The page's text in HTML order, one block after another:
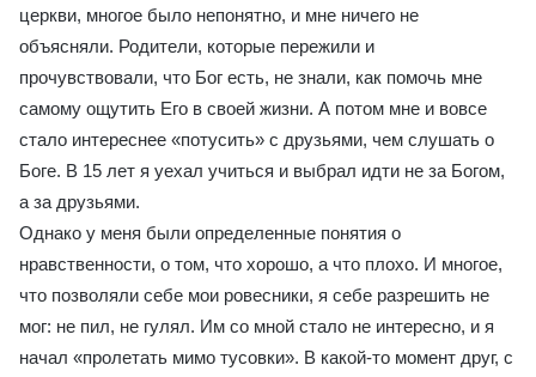
церкви, многое было непонятно, и мне ничего не
объясняли. Родители, которые пережили и
прочувствовали, что Бог есть, не знали, как помочь мне
самому ощутить Его в своей жизни. А потом мне и вовсе
стало интереснее «потусить» с друзьями, чем слушать о
Боге. В 15 лет я уехал учиться и выбрал идти не за Богом,
а за друзьями.
Однако у меня были определенные понятия о
нравственности, о том, что хорошо, а что плохо. И многое,
что позволяли себе мои ровесники, я себе разрешить не
мог: не пил, не гулял. Им со мной стало не интересно, и я
начал «пролетать мимо тусовки». В какой-то момент друг, с